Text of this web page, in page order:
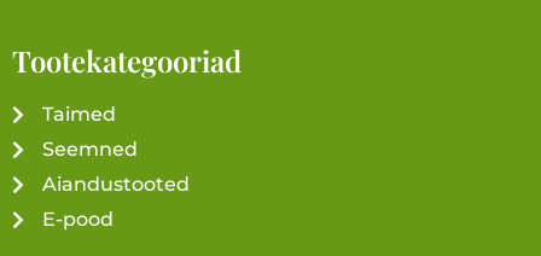
Tootekategooriad
Taimed
Seemned
Aiandustooted
E-pood